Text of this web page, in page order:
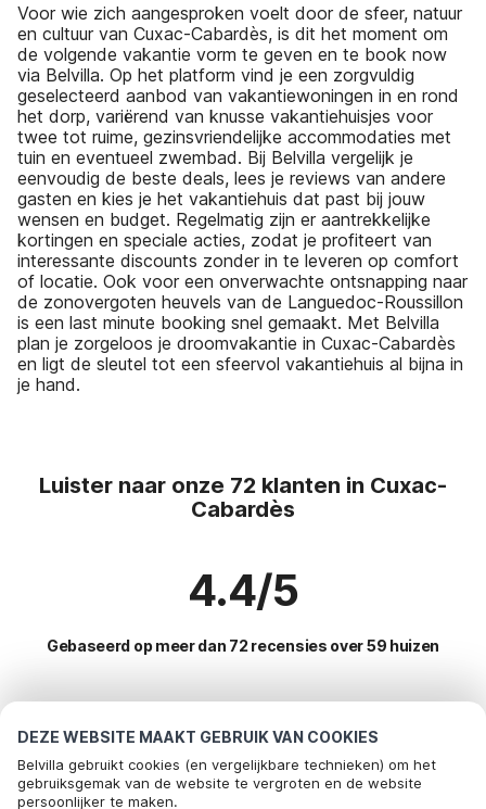
DEZE WEBSITE MAAKT GEBRUIK VAN COOKIES
Belvilla gebruikt cookies (en vergelijkbare technieken) om het
gebruiksgemak van de website te vergroten en de website
persoonlijker te maken.
Voor wie zich aangesproken voelt door de sfeer, natuur
en cultuur van Cuxac-Cabardès, is dit het moment om
de volgende vakantie vorm te geven en te book now
via Belvilla. Op het platform vind je een zorgvuldig
geselecteerd aanbod van vakantiewoningen in en rond
het dorp, variërend van knusse vakantiehuisjes voor
twee tot ruime, gezinsvriendelijke accommodaties met
tuin en eventueel zwembad. Bij Belvilla vergelijk je
eenvoudig de beste deals, lees je reviews van andere
gasten en kies je het vakantiehuis dat past bij jouw
wensen en budget. Regelmatig zijn er aantrekkelijke
kortingen en speciale acties, zodat je profiteert van
interessante discounts zonder in te leveren op comfort
of locatie. Ook voor een onverwachte ontsnapping naar
de zonovergoten heuvels van de Languedoc-Roussillon
is een last minute booking snel gemaakt. Met Belvilla
plan je zorgeloos je droomvakantie in Cuxac-Cabardès
en ligt de sleutel tot een sfeervol vakantiehuis al bijna in
je hand.
Luister naar onze 72 klanten in Cuxac-
Cabardès
4.4/5
Gebaseerd op meer dan 72 recensies over 59 huizen
Meest populaire bestemmingen voor
vakantie
Top steden met top voorzieningen voor vakantie